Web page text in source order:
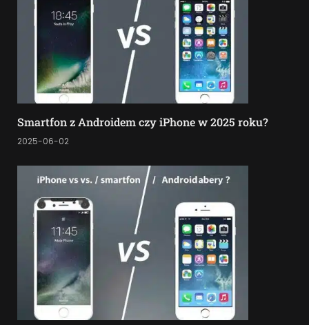
Smartfon z Androidem czy iPhone w 2025 roku?
2025-06-02